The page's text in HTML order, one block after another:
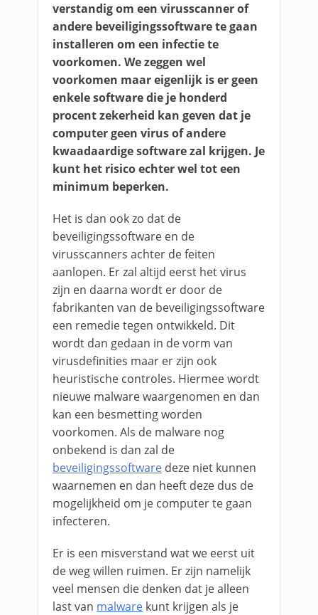
verstandig om een virusscanner of
andere beveiligingssoftware te gaan
installeren om een infectie te
voorkomen. We zeggen wel
voorkomen maar eigenlijk is er geen
enkele software die je honderd
procent zekerheid kan geven dat je
computer geen virus of andere
kwaadaardige software zal krijgen. Je
kunt het risico echter wel tot een
minimum beperken.
Het is dan ook zo dat de
beveiligingssoftware en de
virusscanners achter de feiten
aanlopen. Er zal altijd eerst het virus
zijn en daarna wordt er door de
fabrikanten van de beveiligingssoftware
een remedie tegen ontwikkeld. Dit
wordt dan gedaan in de vorm van
virusdefinities maar er zijn ook
heuristische controles. Hiermee wordt
nieuwe malware waargenomen en dan
kan een besmetting worden
voorkomen. Als de malware nog
onbekend is dan zal de
beveiligingssoftware deze niet kunnen
waarnemen en dan heeft deze dus de
mogelijkheid om je computer te gaan
infecteren.
Er is een misverstand wat we eerst uit
de weg willen ruimen. Er zijn namelijk
veel mensen die denken dat je alleen
last van malware kunt krijgen als je